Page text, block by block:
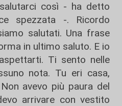
così - ha detto
spezzata -. Ricordo
salutati. Una frase
in ultimo saluto. E io
Ti sento nelle
nota. Tu eri casa,
avevo più paura del
arrivare con vestito